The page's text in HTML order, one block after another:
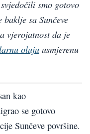
smo gotovo
sa Sunčeve
vjerojatnost da je
oluju usmjerenu
kao
se gotovo
Sunčeve površine.